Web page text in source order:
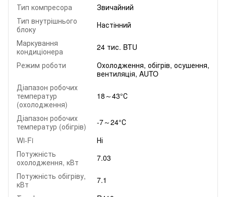
Тип компресора
Звичайний
Тип внутрішнього
блоку
Настінний
Маркування
кондиціонера
24 тис. BTU
Режим роботи
Охолодження, обігрів, осушення,
вентиляція, AUTO
Діапазон робочих
температур
(охолодження)
18～43°С
Діапазон робочих
температур (обігрів)
-7～24°С
Wi-Fi
Ні
Потужність
охолодження, кВт
7.03
Потужність обігріву,
кВт
7.1